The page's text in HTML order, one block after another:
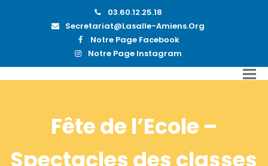
03.60.12.25.18
Secretariat@lasalle-Amiens.org
Notre Page Facebook
Notre Page Instagram
Fête de l’Ecole –
Spectacles des classes